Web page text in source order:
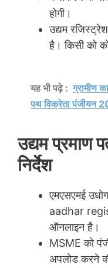
होगी।
उद्यम
है। किसी को
यह भी पढ़े : ग्रामीण
पथ विक्रेता पंजीयन
उद्यम प्रमाण
निर्देश
एमएसएमई
aadhar
ऑनलाइन है।
MSME को
अपलोड करने